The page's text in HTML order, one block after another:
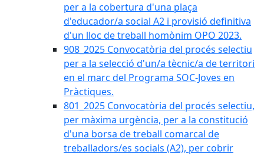
per a la cobertura d'una plaça
d'educador/a social A2 i provisió definitiva
d'un lloc de treball homònim OPO 2023.
908_2025 Convocatòria del procés selectiu
per a la selecció d'un/a tècnic/a de territori
en el marc del Programa SOC-Joves en
Pràctiques.
801_2025 Convocatòria del procés selectiu,
per màxima urgència, per a la constitució
d'una borsa de treball comarcal de
treballadors/es socials (A2), per cobrir